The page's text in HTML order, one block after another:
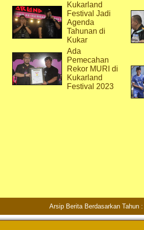
Kukarland
Festival Jadi
Agenda
Tahunan di
Kukar
Ada
Pemecahan
Rekor MURI di
Kukarland
Festival 2023
Arsip Berita Berdasarkan Tahun :